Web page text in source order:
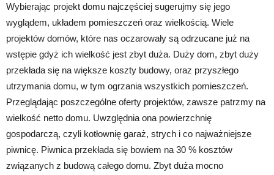
Wybierając projekt domu najczęściej sugerujmy się jego
wyglądem, układem pomieszczeń oraz wielkością. Wiele
projektów domów, które nas oczarowały są odrzucane już na
wstępie gdyż ich wielkość jest zbyt duża. Duży dom, zbyt duży
przekłada się na większe koszty budowy, oraz przyszłego
utrzymania domu, w tym ogrzania wszystkich pomieszczeń.
Przeglądając poszczególne oferty projektów, zawsze patrzmy na
wielkość netto domu. Uwzględnia ona powierzchnię
gospodarczą, czyli kotłownię garaż, strych i co najważniejsze
piwnicę. Piwnica przekłada się bowiem na 30 % kosztów
związanych z budową całego domu. Zbyt duża mocno